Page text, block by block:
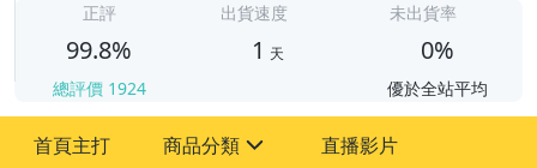
正評
99.8%
總評價 1924
出貨速度
1 天
未出貨率
0%
優於全站平均
首頁主打 商品分類 直播影片